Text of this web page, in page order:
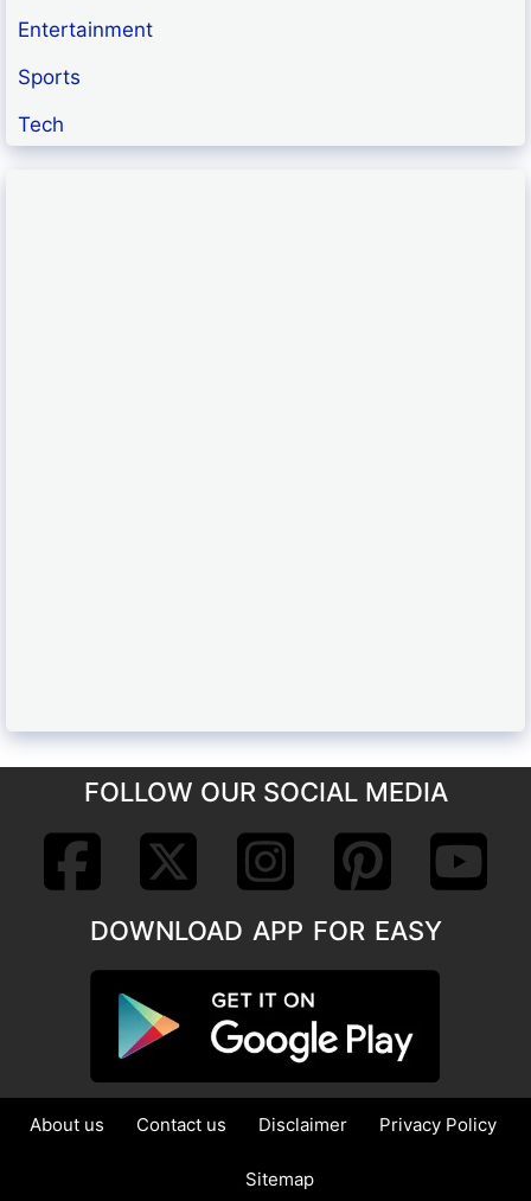
Entertainment
Sports
Tech
FOLLOW OUR SOCIAL MEDIA
DOWNLOAD APP FOR EASY
About us Contact us Disclaimer Privacy Policy
Sitemap